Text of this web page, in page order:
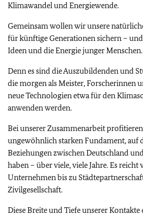
Klimawandel und Energiewende.
Gemeinsam wollen wir unsere
für künftige Generationen sichern –
Ideen und die Energie junger Menschen.
Denn es sind die Auszubildenden und
die morgen als Meister, Forscherinnen
neue Technologien etwa für den
anwenden werden.
Bei unserer Zusammenarbeit
ungewöhnlich starken Fundament, auf
Beziehungen zwischen Deutschland
haben – über viele, viele Jahre. Es
Unternehmen bis zu
Zivilgesellschaft.
Diese Breite und Tiefe unserer Kontakte